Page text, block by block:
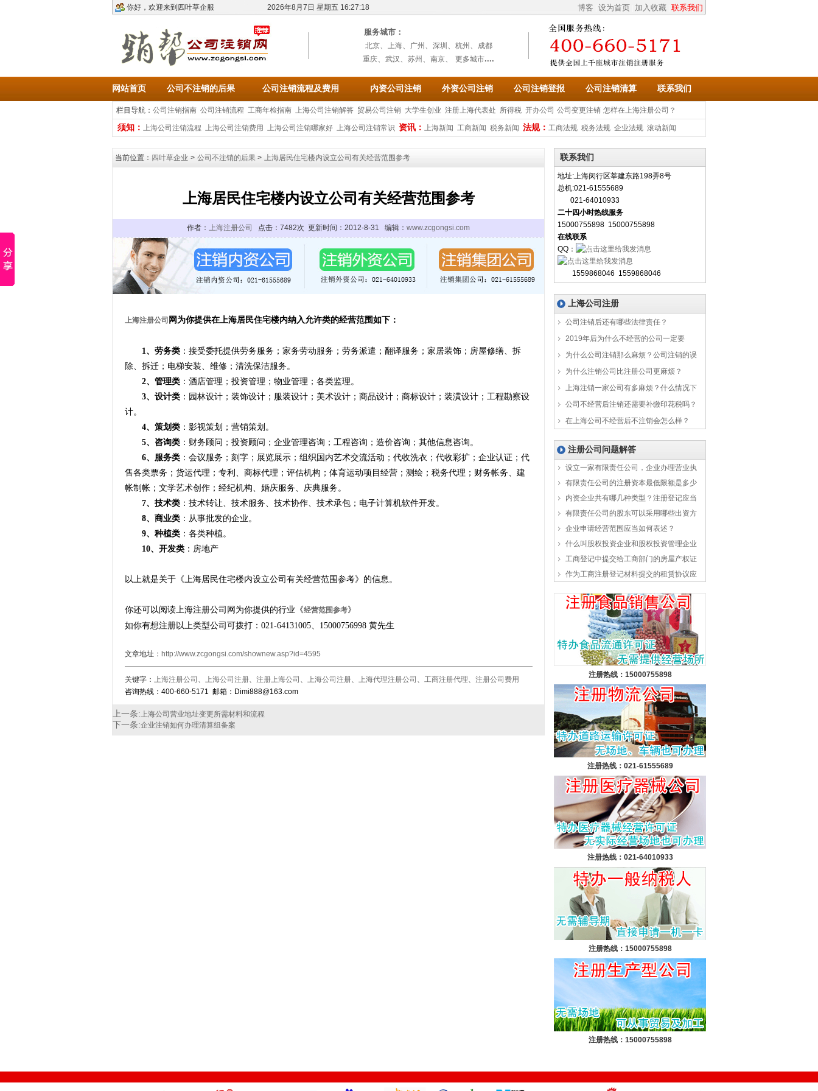
你好，欢迎来到四叶草企服 2026年8月7日 星期五 16:27:18 博客 设为首页 加入收藏 联系我们
服务城市：
北京、 上海、 广州 、 深圳 、 杭州 、
成都
重庆、 武汉 、 苏州 、 南京、 更多城市....
网站首页 公司不注销的后果 公司注销流程及费用 内资公司注销 外资公司注销 公司注销登报 公司注销清算 联系我们
栏目导航： 公司注销指南 公司注销流程 工商年检指南 上海公司注销解答 贸易公司注销 大学生创业 注册上海代表处 所得税 开办公司 公司变更注销 怎样在上海注册公司？
须知： 上海公司注销流程 上海公司注销费用 上海公司注销哪家好 上海公司注销常识 资讯： 上海新闻 工商新闻 税务新闻 法规： 工商法规 税务法规 企业法规 滚动新闻
当前位置： 四叶草企业 > 公司不注销的后果 > 上海居民住宅楼内设立公司有关经营范围参考
上海居民住宅楼内设立公司有关经营范围参考
作者： 上海注册公司 点击：7482次 更新时间：2012-8-31 编辑： www.zcgongsi.com
上海注册公司 网为你提供在上海居民住宅楼内纳入允许类的经营范围如下：
1、劳务类：接受委托提供劳务服务；家务劳动服务；劳务派遣；翻译服务；家居装饰；房屋修缮、拆
除、拆迁；电梯安装、维修；清洗保洁服务。
2、管理类：酒店管理；投资管理；物业管理；各类监理。
3、设计类：园林设计；装饰设计；服装设计；美术设计；商品设计；商标设计；装潢设计；工程勘察设
计。
4、策划类：影视策划；营销策划。
5、咨询类：财务顾问；投资顾问；企业管理咨询；工程咨询；造价咨询；其他信息咨询。
6、服务类：会议服务；刻字；展览展示；组织国内艺术交流活动；代收洗衣；代收彩扩；企业认证；代
售各类票务；货运代理；专利、商标代理；评估机构；体育运动项目经营；测绘；税务代理；财务帐务、建
帐制帐；文学艺术创作；经纪机构、婚庆服务、庆典服务。
7、技术类：技术转让、技术服务、技术协作、技术承包；电子计算机软件开发。
8、商业类：从事批发的企业。
9、种植类：各类种植。
10、开发类：房地产
以上就是关于《上海居民住宅楼内设立公司有关经营范围参考》的信息。
你还可以阅读上海注册公司网为你提供的行业《经营范围参考》
如你有想注册以上类型公司可拨打：021-64131005、15000756998 黄先生
文章地址： http://www.zcgongsi.com/shownew.asp?id=4595
关键字： 上海注册公司 、 上海公司注册、 注册上海公司 、 上海公司注册、 上海代理注册公司 、 工商注册代理、 注册公司费用
咨询热线：400-660-5171 邮箱：Dimi888@163.com
上一条:上海公司营业地址变更所需材料和流程
下一条:企业注销如何办理清算组备案
联系我们
地址:上海闵行区莘建东路198弄8号
总机:021-61555689
021-64010933
二十四小时热线服务
15000755898 15000755898
在线联系
QQ：
1559868046 1559868046
上海公司注册
公司注销后还有哪些法律责任？
2019年后为什么不经营的公司一定要
为什么公司注销那么麻烦？公司注销的误
为什么注销公司比注册公司更麻烦？
上海注销一家公司有多麻烦？什么情况下
公司不经营后注销还需要补缴印花税吗？
在上海公司不经营后不注销会怎么样？
注册公司问题解答
设立一家有限责任公司，企业办理营业执
有限责任公司的注册资本最低限额是多少
内资企业共有哪几种类型？注册登记应当
有限责任公司的股东可以采用哪些出资方
企业申请经营范围应当如何表述？
什么叫股权投资企业和股权投资管理企业
工商登记中提交给工商部门的房屋产权证
作为工商注册登记材料提交的租赁协议应
注册热线：15000755898
注册热线：021-61555689
注册热线：021-64010933
注册热线：15000755898
注册热线：15000755898